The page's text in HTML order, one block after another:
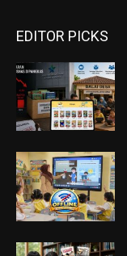
EDITOR PICKS